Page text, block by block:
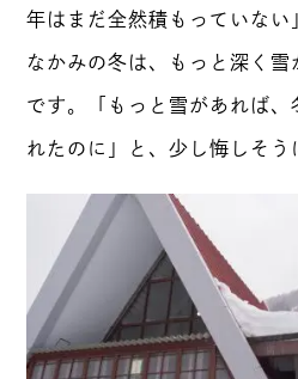
年はまだ全然積もっていな
なかみの冬は、もっと深く雪
です。「もっと雪があれば、
れたのに」と、少し悔しそう